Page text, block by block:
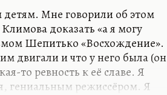
Мне говорили об этом
доказать «а я могу
Шепитько «Восхождение».
двигали и что у него была (он
то ревность к её славе. Я
гениальным режиссёром. Я